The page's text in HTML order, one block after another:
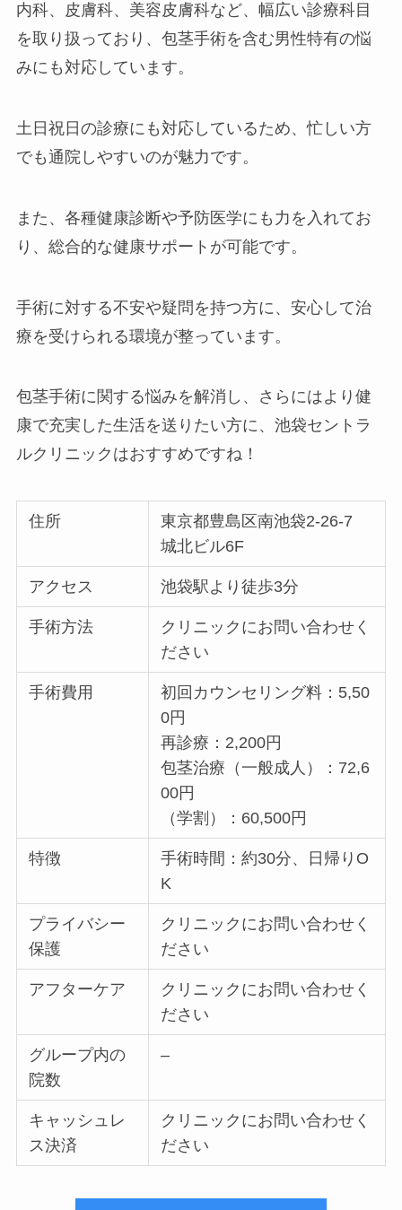
内科、皮膚科、美容皮膚科など、幅広い診療科目
を取り扱っており、包茎手術を含む男性特有の悩
みにも対応しています。
土日祝日の診療にも対応しているため、忙しい方
でも通院しやすいのが魅力です。
また、各種健康診断や予防医学にも力を入れてお
り、総合的な健康サポートが可能です。
手術に対する不安や疑問を持つ方に、安心して治
療を受けられる環境が整っています。
包茎手術に関する悩みを解消し、さらにはより健
康で充実した生活を送りたい方に、池袋セントラ
ルクリニックはおすすめですね！
住所
東京都豊島区南池袋2-26-7
城北ビル6F
アクセス 池袋駅より徒歩3分
手術方法
クリニックにお問い合わせく
ださい
手術費用
初回カウンセリング料：5,50
0円
再診療：2,200円
包茎治療（一般成人）：72,6
00円
（学割）：60,500円
特徴
手術時間：約30分、日帰りO
K
プライバシー
保護
クリニックにお問い合わせく
ださい
アフターケア
クリニックにお問い合わせく
ださい
グループ内の
院数
–
キャッシュレ
ス決済
クリニックにお問い合わせく
ださい